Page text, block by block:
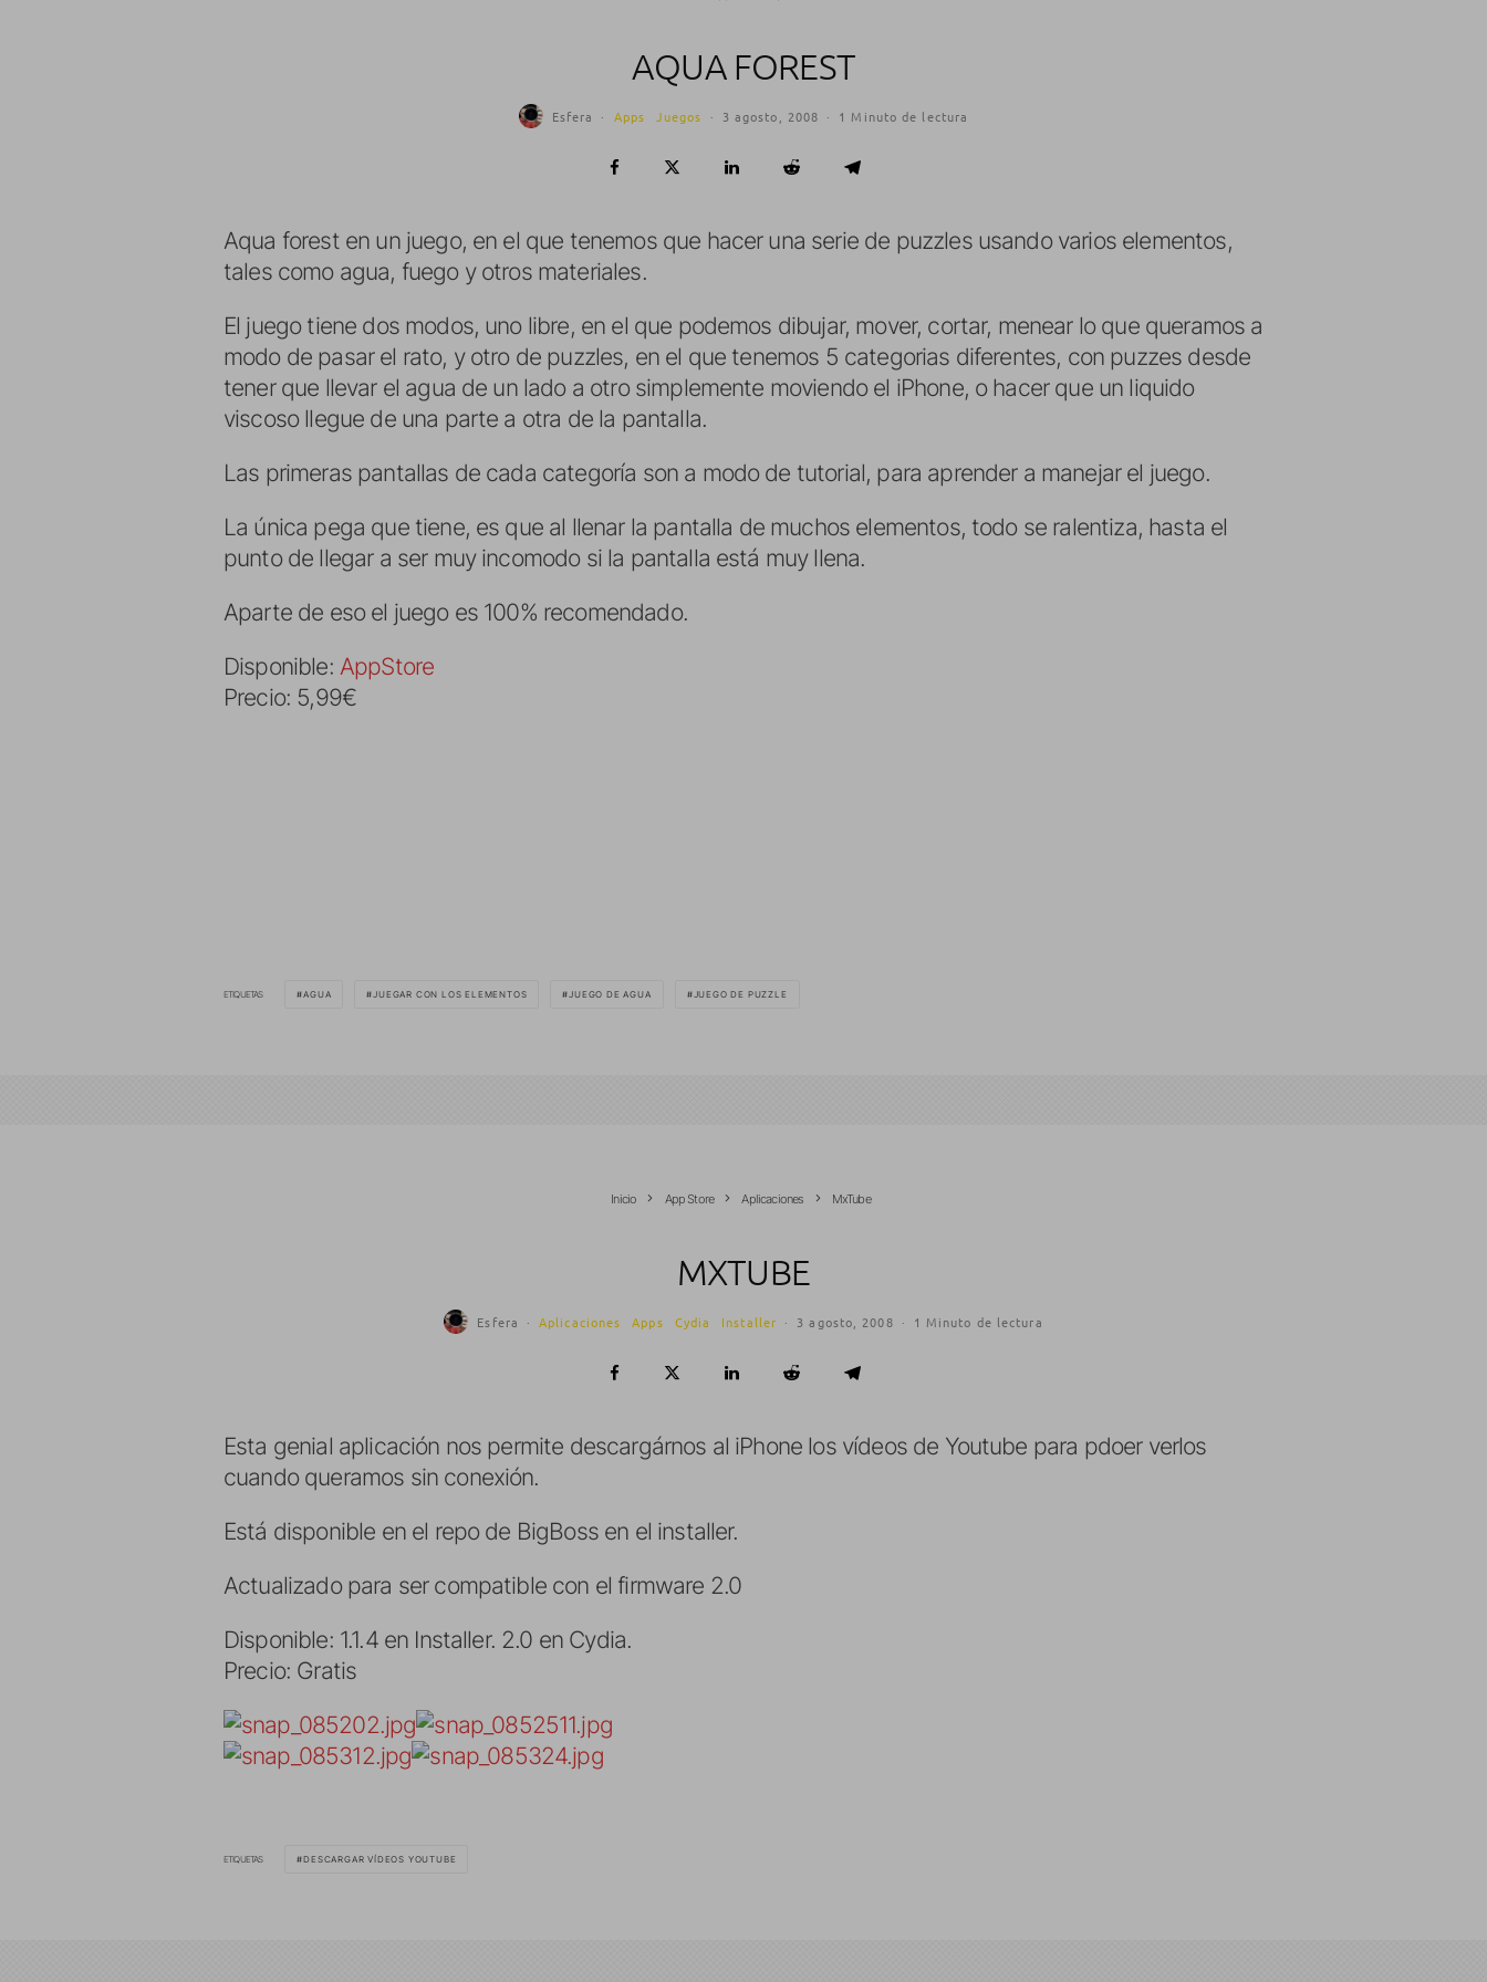
AQUA FOREST
Esfera · Apps Juegos · 3 agosto, 2008 · 1 Minuto de lectura
Aqua forest en un juego, en el que tenemos que hacer una serie de puzzles usando varios elementos,
tales como agua, fuego y otros materiales.
El juego tiene dos modos, uno libre, en el que podemos dibujar, mover, cortar, menear lo que queramos a
modo de pasar el rato, y otro de puzzles, en el que tenemos 5 categorias diferentes, con puzzes desde
tener que llevar el agua de un lado a otro simplemente moviendo el iPhone, o hacer que un liquido
viscoso llegue de una parte a otra de la pantalla.
Las primeras pantallas de cada categoría son a modo de tutorial, para aprender a manejar el juego.
La única pega que tiene, es que al llenar la pantalla de muchos elementos, todo se ralentiza, hasta el
punto de llegar a ser muy incomodo si la pantalla está muy llena.
Aparte de eso el juego es 100% recomendado.
Disponible: AppStore
Precio: 5,99€
ETIQUETAS AGUA JUEGAR CON LOS ELEMENTOS JUEGO DE AGUA JUEGO DE PUZZLE
Inicio App Store Aplicaciones MxTube
MXTUBE
Esfera · Aplicaciones Apps Cydia Installer · 3 agosto, 2008 · 1 Minuto de lectura
Esta genial aplicación nos permite descargárnos al iPhone los vídeos de Youtube para pdoer verlos
cuando queramos sin conexión.
Está disponible en el repo de BigBoss en el installer.
Actualizado para ser compatible con el firmware 2.0
Disponible: 1.1.4 en Installer. 2.0 en Cydia.
Precio: Gratis
ETIQUETAS DESCARGAR VÍDEOS YOUTUBE